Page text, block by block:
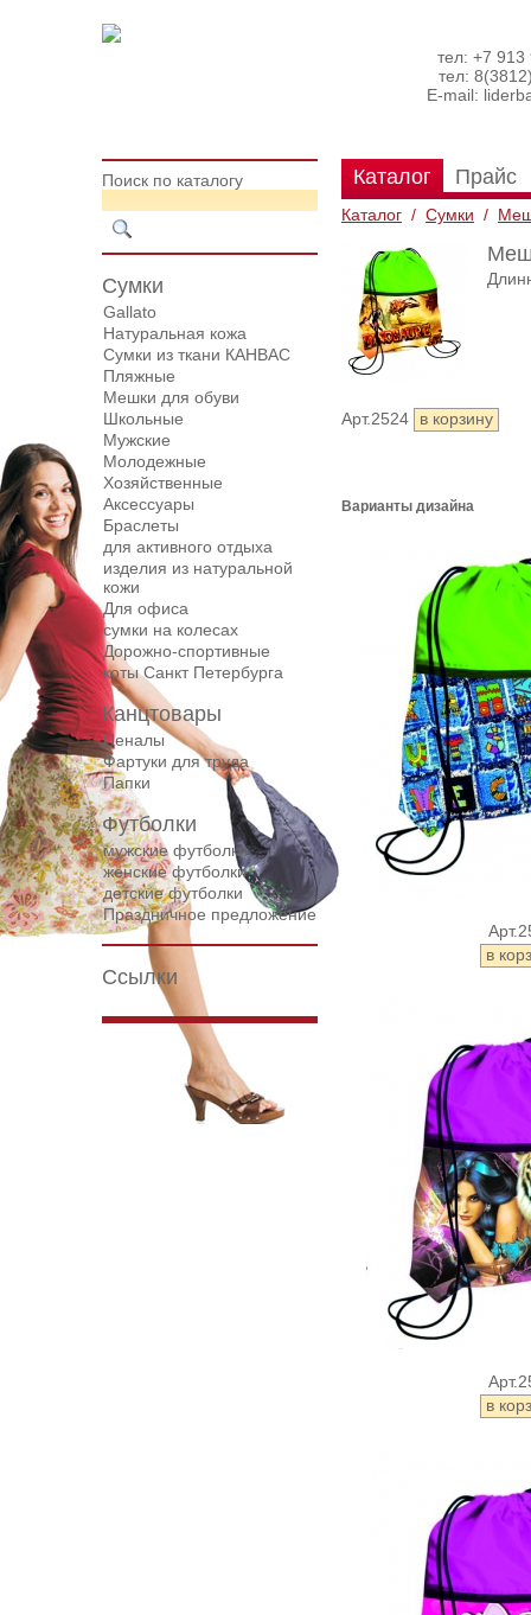
тел: +7 913
тел:
E-mail:
Поиск по каталогу
Сумки
Gallato
Натуральная кожа
Сумки из ткани КАНВАС
Пляжные
Мешки для обуви
Школьные
Мужские
Молодежные
Хозяйственные
Аксессуары
Браслеты
для активного отдыха
изделия из натуральной
кожи
Для офиса
сумки на колесах
Дорожнo-спортивные
коты Санкт Петербурга
Канцтовары
Пеналы
Фартуки для труда
Папки
Футболки
мужские футболки
женские футболки
детские футболки
Праздничное предложение
Ссылки
Каталог Прайс
Каталог / Сумки /
Арт.2524
Варианты дизайна